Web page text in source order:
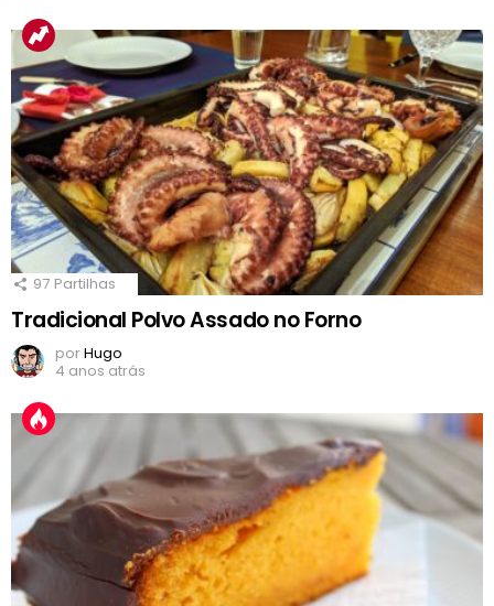
97 Partilhas
Tradicional Polvo Assado no Forno
porHugo
4 anos atrás